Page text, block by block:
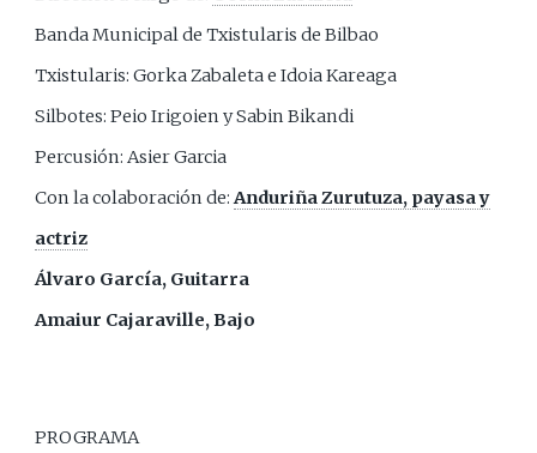
Banda Municipal de Txistularis de Bilbao
Txistularis: Gorka Zabaleta e Idoia Kareaga
Silbotes: Peio Irigoien y Sabin Bikandi
Percusión: Asier Garcia
Con la colaboración de:Anduriña Zurutuza, payasa y
actriz
Álvaro García, Guitarra
Amaiur Cajaraville, Bajo
PROGRAMA